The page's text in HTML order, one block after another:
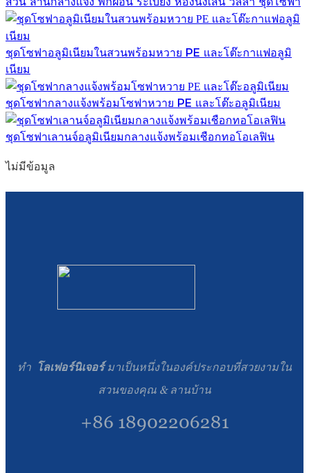
ชุดโซฟาอลูมิเนียมในสวนพร้อมหวาย PE และโต๊ะกาแฟอลูมิ
เนียม
ชุดโซฟากลางแจ้งพร้อมโซฟาหวาย PE และโต๊ะอลูมิเนียม
ชุดโซฟาเลานจ์อลูมิเนียมกลางแจ้งพร้อมเชือกทอโอเลฟิน
ไม่มีข้อมูล
ทำ โลเฟอร์นิเจอร์มาเป็นหนึ่งในองค์ประกอบที่สวยงามใน
สวนของคุณ & ลานบ้าน
+86 18902206281